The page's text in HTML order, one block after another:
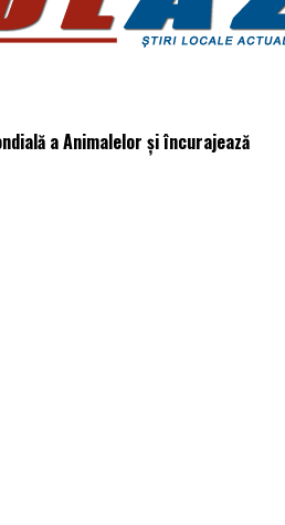
a Animalelor și încurajează